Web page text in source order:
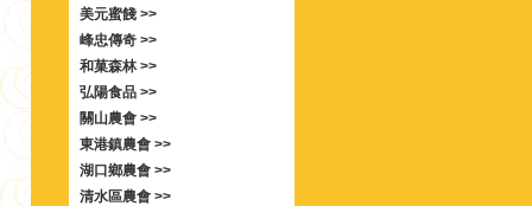
美元蜜餞 >>
峰忠傳奇 >>
和菓森林 >>
弘陽食品 >>
關山農會 >>
東港鎮農會 >>
湖口鄉農會 >>
清水區農會 >>